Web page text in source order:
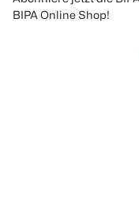
BIPA Online Shop!